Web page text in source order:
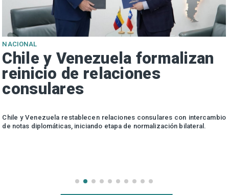
NACIONAL
Chile y Venezuela formalizan
reinicio de relaciones
consulares
Chile y Venezuela restablecen relaciones consulares con intercambio
de notas diplomáticas, iniciando etapa de normalización bilateral.